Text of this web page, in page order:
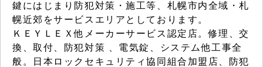
鍵にはじまり防犯対策・施工等、札幌市内全域・札
幌近郊をサービスエリアとしております。
ＫＥＹＬＥＸ他メーカーサービス認定店。修理、交
換、取付、防犯対策 、電気錠、システム他工事全
般。日本ロックセキュリティ協同組合加盟店、防犯